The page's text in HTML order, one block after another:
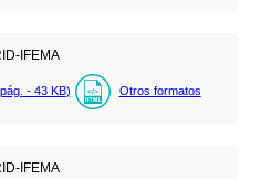
IFEMA
pág. - 43 KB) Otros formatos
IFEMA